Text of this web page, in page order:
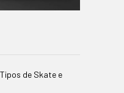
de Skate e